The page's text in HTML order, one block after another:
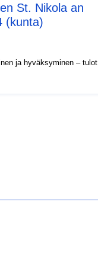
St. Nikola an
(kunta)
ja hyväksyminen – tulot